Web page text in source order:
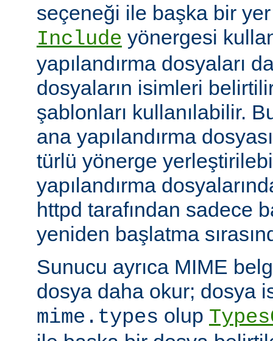
seçeneği ile başka bir
Include yönergesi
yapılandırma dosyaları
dosyaların isimleri
şablonları kullanılabilir.
ana yapılandırma
türlü yönerge
yapılandırma
httpd tarafından sadece
yeniden başlatma
Sunucu ayrıca MIME
dosya daha okur; dosya
mime.types olup